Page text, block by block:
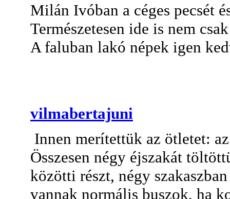
Milán Ivóban a céges pecsét
Természetesen ide is nem
A faluban lakó népek igen
vilmabertajuni
Innen merítettük az ötletet:
Összesen négy éjszakát
közötti részt, négy
vannak normális buszok, ha